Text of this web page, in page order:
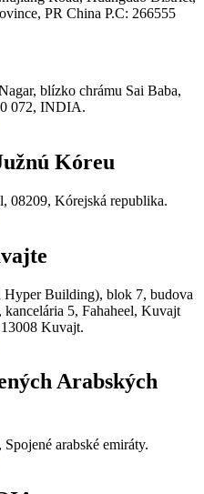
PR China Р.С: 266555
blízko chrámu Sai Baba,
072, INDIA.
Kóreu
08209, Kórejská republika.
Building), blok 7, budova
5, Fahaheel, Kuvajt
Kuvajt.
Arabských
arabské emiráty.